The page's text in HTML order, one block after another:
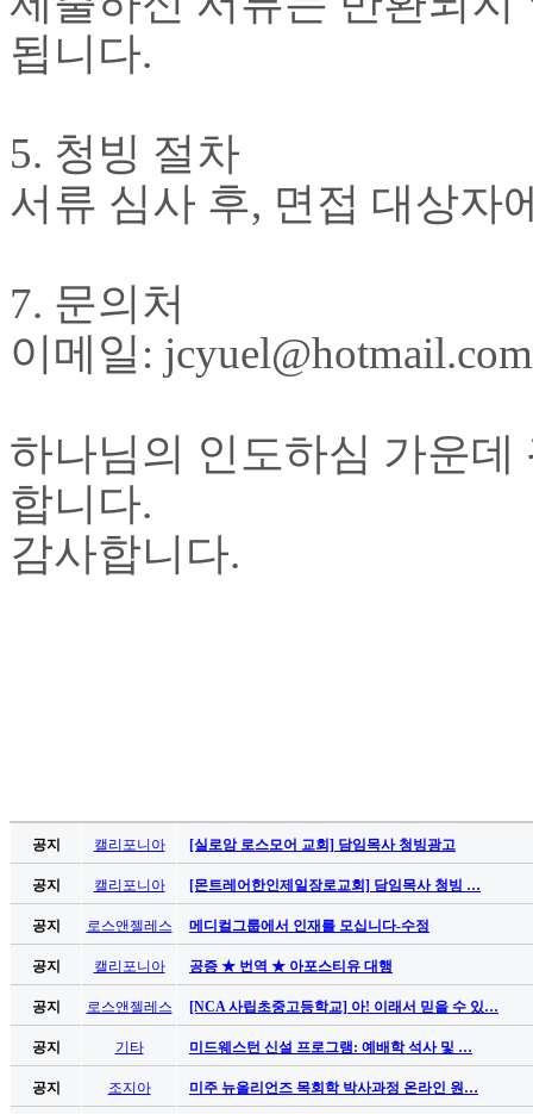
만
남
어
알
리
스
후
평
발
기
부
비
아
탑-
시
알
리
간
료
돔
럽
DOMCLUB.top
머
됩니다.
5. 청빙 절차
서류 심사 후, 면접 대상자
7. 문의처
이메일:
하나님의 인도하심 가운
합니다.
감사합니다.
공지 캘리포니아 [실로암 로스모어 교회] 담임목사 청빙광고
공지 캘리포니아 [몬트레어한인제일장로교회] 담임목사 청빙 …
공지 로스앤젤레스 메디컬그룹에서 인재를 모십니다-수정
공지 캘리포니아 공증 ★ 번역 ★ 아포스티유 대행
공지 로스앤젤레스 [NCA 사립초중고등학교] 아! 이래서 믿을 수 있…
공지 기타 미드웨스턴 신설 프로그램: 예배학 석사 및 …
공지 조지아 미주 뉴올리언즈 목회학 박사과정 온라인 원…